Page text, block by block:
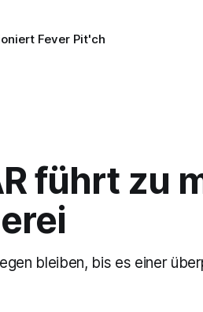
Fever Pit'ch
führt zu
bleiben, bis es einer